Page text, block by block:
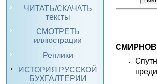
ЧИТАТЬ/СКАЧАТЬ
тексты
СМОТРЕТЬ
иллюстрации
Реплики
ИСТОРИЯ РУССКОЙ
БУХГАЛТЕРИИ
СМИРНОВ